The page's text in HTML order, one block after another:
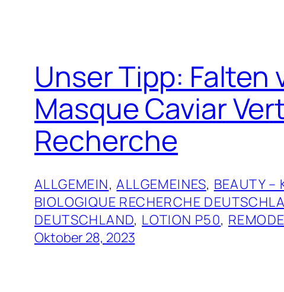
Unser Tipp:
Masque Caviar
Recherche
ALLGEMEIN, ALLGEMEINES, BEAUTY –
BIOLOGIQUE RECHERCHE
DEUTSCHLAND, LOTION P50,
Oktober 28, 2023